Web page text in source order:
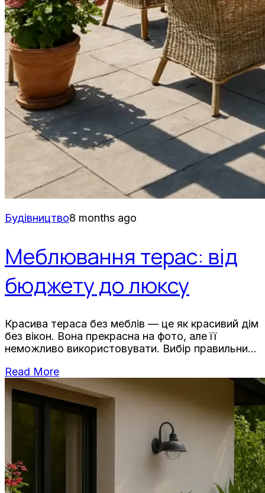
Будівництво8 months ago
Меблювання терас: від
бюджету до люксу
Красива тераса без меблів — це як красивий дім
без вікон. Вона прекрасна на фото, але її
неможливо використовувати. Вибір правильних
покриття або
Read More